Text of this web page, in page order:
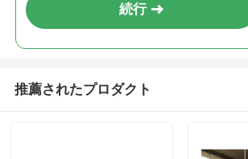
続行
推薦されたプロダクト